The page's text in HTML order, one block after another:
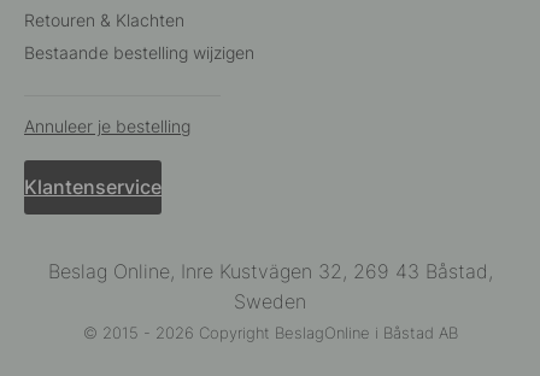
Retouren & Klachten
Bestaande bestelling wijzigen
Annuleer je bestelling
Klantenservice
Beslag Online, Inre Kustvägen 32, 269 43 Båstad,
Sweden
© 2015 - 2026 Copyright BeslagOnline i Båstad AB